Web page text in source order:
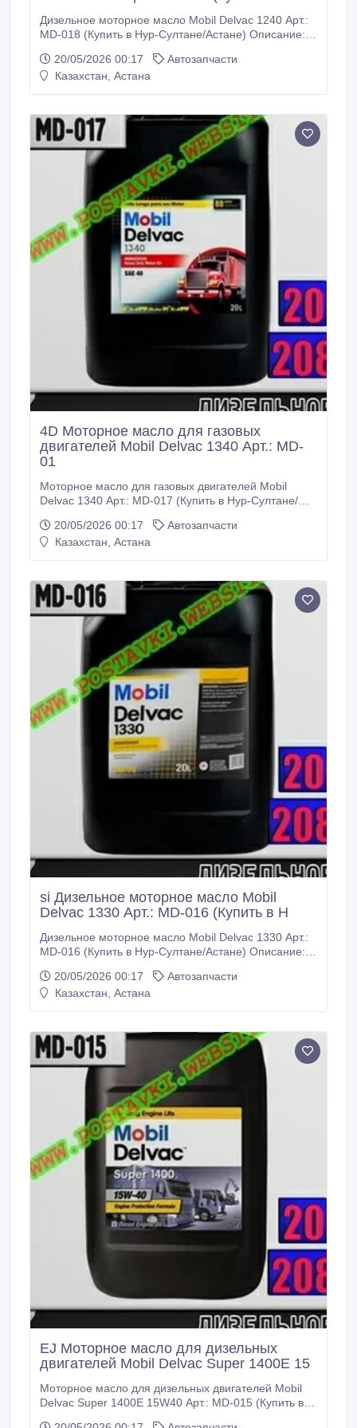
Дизельное моторное масло Mobil Delvac 1240 Арт.:
MD-018 (Купить в Нур-Султане/Астане) Описание:
произведённое на основе высококачественных
базовых масел и сбалансированного пакета
применение сезонных масел.
20/05/2026 00:17
Автозапчасти
Казахстан, Астана
4D Моторное масло для газовых
двигателей Mobil Delvac 1340 Арт.: MD-
01
Моторное масло для газовых двигателей Mobil
Delvac 1340 Арт.: MD-017 (Купить в Нур-Султане/
SAE 40 для дизельных двигателей. созданное с
применением базовых масел. произведенных по
разработано для двигателей с турбонаддувом и
промежуточным охлаждением.
20/05/2026 00:17
Автозапчасти
Казахстан, Астана
si Дизельное моторное масло Mobil
Delvac 1330 Арт.: MD-016 (Купить в Н
Дизельное моторное масло Mobil Delvac 1330 Арт.:
MD-016 (Купить в Нур-Султане/Астане) Описание:
масла для дизельных двигателей, созданные с
применением базовых масел, произведенных по
разработаны для работы в двигателях с
турбонаддувом и промежуточным охлаждением,
эксплуатирующихся в тяжелых дорожных и
внедорожных условиях.
20/05/2026 00:17
Автозапчасти
Казахстан, Астана
EJ Моторное масло для дизельных
двигателей Mobil Delvac Super 1400E 15
Моторное масло для дизельных двигателей Mobil
Delvac Super 1400E 15W40 Арт.: MD-015 (Купить в